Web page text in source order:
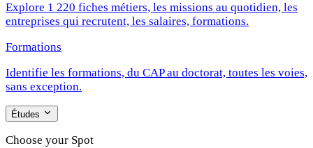
Explore 1 220 fiches métiers, les missions au quotidien, les
entreprises qui recrutent, les salaires, formations.
Formations
Identifie les formations, du CAP au doctorat, toutes les voies,
sans exception.
Études
Choose your Spot